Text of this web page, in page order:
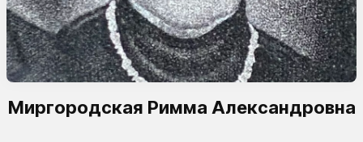
Миргородская Римма Александровна